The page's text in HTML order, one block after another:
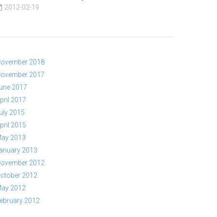
2012-02-19
2018
2017
2017
2017
2015
2015
2013
2013
2012
2012
2012
2012